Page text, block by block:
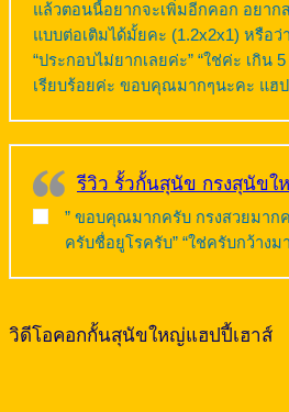
แล้วตอนนี้อยากจะเพิ่มอีกคอก อยาก
แบบต่อเติมได้มั้ยคะ (1.2x2x1) หรือว่
“ประกอบไม่ยากเลยค่ะ” “ใช่ค่ะ เกิน
เรียบร้อยค่ะ ขอบคุณมากๆนะคะ แฮป
รีวิว รั้วกั้นสุนัข กรงสุนัขใ
” ขอบคุณมากครับ กรงสวยมาก
ครับชื่อยูโรครับ” “ใช่ครับกว้างม
วิดีโอคอกกั้นสุนัขใหญ่แฮปปี้เฮาส์